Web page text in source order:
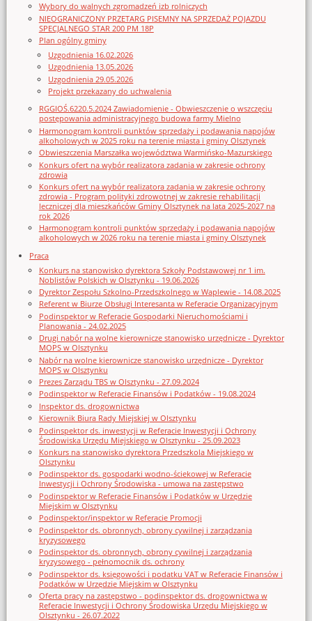
Wybory do walnych zgromadzeń izb rolniczych
NIEOGRANICZONY PRZETARG PISEMNY NA SPRZEDAŻ POJAZDU
SPECJALNEGO STAR 200 PM 18P
Plan ogólny gminy
Uzgodnienia 16.02.2026
Uzgodnienia 13.05.2026
Uzgodnienia 29.05.2026
Projekt przekazany do uchwalenia
RGGIOŚ.6220.5.2024 Zawiadomienie - Obwieszczenie o wszczęciu
postępowania administracyjnego budowa farmy Mielno
Harmonogram kontroli punktów sprzedaży i podawania napojów
alkoholowych w 2025 roku na terenie miasta i gminy Olsztynek
Obwieszczenia Marszałka województwa Warmińsko-Mazurskiego
Konkurs ofert na wybór realizatora zadania w zakresie ochrony
zdrowia
Konkurs ofert na wybór realizatora zadania w zakresie ochrony
zdrowia - Program polityki zdrowotnej w zakresie rehabilitacji
leczniczej dla mieszkańców Gminy Olsztynek na lata 2025-2027 na
rok 2026
Harmonogram kontroli punktów sprzedaży i podawania napojów
alkoholowych w 2026 roku na terenie miasta i gminy Olsztynek
Praca
Konkurs na stanowisko dyrektora Szkoły Podstawowej nr 1 im.
Noblistów Polskich w Olsztynku - 19.06.2026
Dyrektor Zespołu Szkolno-Przedszkolnego w Waplewie - 14.08.2025
Referent w Biurze Obsługi Interesanta w Referacie Organizacyjnym
Podinspektor w Referacie Gospodarki Nieruchomościami i
Planowania - 24.02.2025
Drugi nabór na wolne kierownicze stanowisko urzędnicze - Dyrektor
MOPS w Olsztynku
Nabór na wolne kierownicze stanowisko urzędnicze - Dyrektor
MOPS w Olsztynku
Prezes Zarządu TBS w Olsztynku - 27.09.2024
Podinspektor w Referacie Finansów i Podatków - 19.08.2024
Inspektor ds. drogownictwa
Kierownik Biura Rady Miejskiej w Olsztynku
Podinspektor ds. inwestycji w Referacie Inwestycji i Ochrony
Środowiska Urzędu Miejskiego w Olsztynku - 25.09.2023
Konkurs na stanowisko dyrektora Przedszkola Miejskiego w
Olsztynku
Podinspektor ds. gospodarki wodno-ściekowej w Referacie
Inwestycji i Ochrony Środowiska - umowa na zastępstwo
Podinspektor w Referacie Finansów i Podatków w Urzędzie
Miejskim w Olsztynku
Podinspektor/inspektor w Referacie Promocji
Podinspektor ds. obronnych, obrony cywilnej i zarządzania
kryzysowego
Podinspektor ds. obronnych, obrony cywilnej i zarządzania
kryzysowego - pełnomocnik ds. ochrony
Podinspektor ds. księgowości i podatku VAT w Referacie Finansów i
Podatków w Urzędzie Miejskim w Olsztynku
Oferta pracy na zastępstwo - podinspektor ds. drogownictwa w
Referacie Inwestycji i Ochrony Środowiska Urzędu Miejskiego w
Olsztynku - 26.07.2022